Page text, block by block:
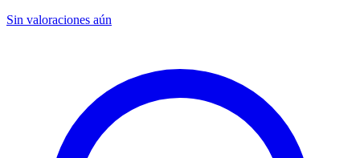
Sin valoraciones aún